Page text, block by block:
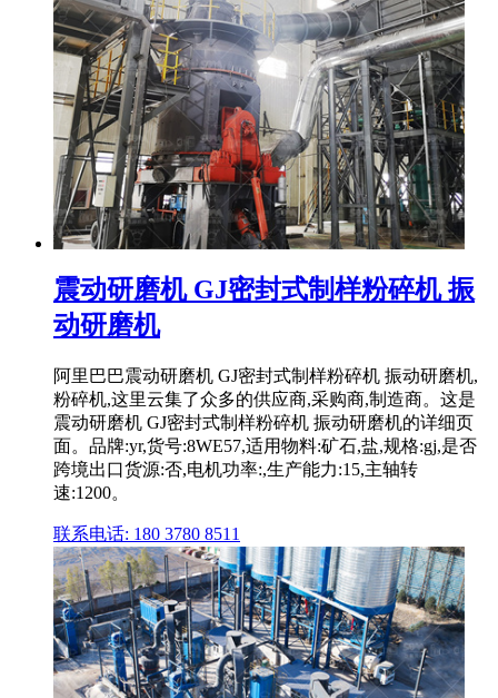
震动研磨机 GJ密封式制样粉碎机 振
动研磨机
阿里巴巴震动研磨机 GJ密封式制样粉碎机 振动研磨机,
粉碎机,这里云集了众多的供应商,采购商,制造商。这是
震动研磨机 GJ密封式制样粉碎机 振动研磨机的详细页
面。品牌:yr,货号:8WE57,适用物料:矿石,盐,规格:gj,是否
跨境出口货源:否,电机功率:,生产能力:15,主轴转
速:1200。
联系电话: 180 3780 8511